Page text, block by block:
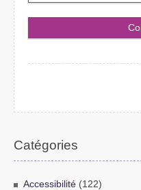
Catégories
Accessibilité(122)